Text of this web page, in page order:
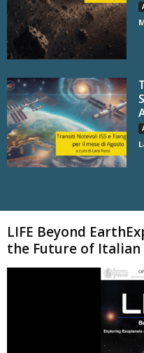
LIFE Beyond
the Future of